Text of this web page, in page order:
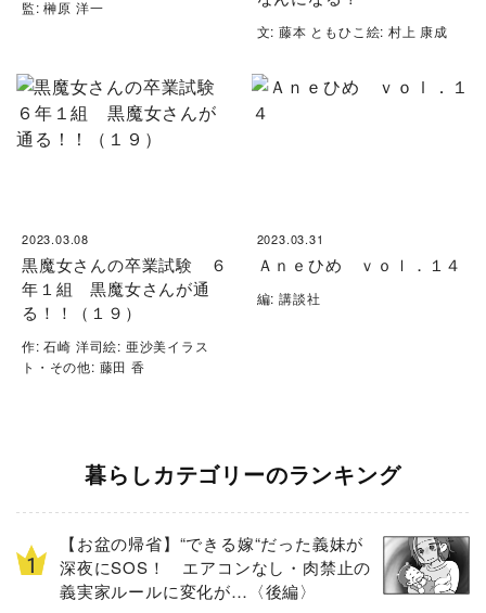
監: 榊原 洋一
文: 藤本 ともひこ絵: 村上 康成
2023.03.08
黒魔女さんの卒業試験 ６
年１組 黒魔女さんが通
る！！（１９）
作: 石崎 洋司絵: 亜沙美イラス
ト・その他: 藤田 香
2023.03.31
Ａｎｅひめ ｖｏｌ．１４
編: 講談社
暮らしカテゴリーのランキング
【お盆の帰省】“できる嫁“だった義妹が
深夜にSOS！ エアコンなし・肉禁止の
義実家ルールに変化が…〈後編〉